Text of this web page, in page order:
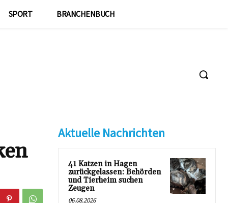
SPORT BRANCHENBUCH
Aktuelle Nachrichten
41 Katzen in Hagen
zurückgelassen: Behörden
und Tierheim suchen
Zeugen
06.08.2026